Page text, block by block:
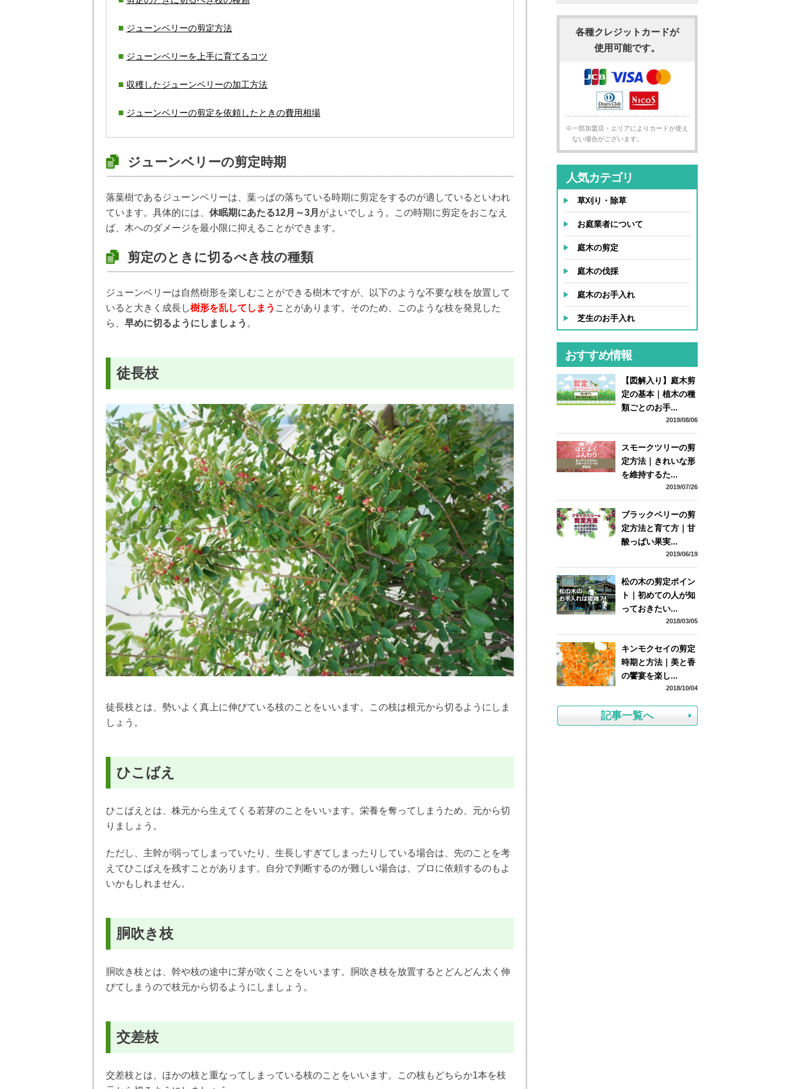
ジューンベリーの剪定方法
ジューンベリーを上手に育てるコツ
収穫したジューンベリーの加工方法
ジューンベリーの剪定を依頼したときの費用相場
ジューンベリーの剪定時期
落葉樹であるジューンベリーは、葉っぱの落ちている時期に剪定をするのが適しているといわれ
ています。具体的には、 休眠期にあたる12月～3月 がよいでしょう。この時期に剪定をおこなえ
ば、木へのダメージを最小限に抑えることができます。
剪定のときに切るべき枝の種類
ジューンベリーは自然樹形を楽しむことができる樹木ですが、以下のような不要な枝を放置して
いると大きく成長し樹形を乱してしまう ことがあります。そのため、このような枝を発見した
ら、 早めに切るようにしましょう 。
徒長枝
徒長枝とは、勢いよく真上に伸びている枝のことをいいます。この枝は根元から切るようにしま
しょう。
ひこばえ
ひこばえとは、株元から生えてくる若芽のことをいいます。栄養を奪ってしまうため、元から切
りましょう。
ただし、主幹が弱ってしまっていたり、生長しすぎてしまったりしている場合は、先のことを考
えてひこばえを残すことがあります。自分で判断するのが難しい場合は、プロに依頼するのもよ
いかもしれません。
胴吹き枝
胴吹き枝とは、幹や枝の途中に芽が吹くことをいいます。胴吹き枝を放置するとどんどん太く伸
びてしまうので枝元から切るようにしましょう。
交差枝
交差枝とは、ほかの枝と重なってしまっている枝のことをいいます。この枝もどちらか1本を枝
各種クレジットカードが
使用可能です。
※一部加盟店・エリアによりカードが使え
ない場合がございます。
人気カテゴリ
草刈り・除草
お庭業者について
庭木の剪定
庭木の伐採
庭木のお手入れ
芝生のお手入れ
おすすめ情報
【図解入り】庭木剪
定の基本｜植木の種
類ごとのお手...
2019/08/06
スモークツリーの剪
定方法｜きれいな形
を維持するた...
2019/07/26
ブラックベリーの剪
定方法と育て方｜甘
酸っぱい果実...
2019/06/19
松の木の剪定ポイン
ト｜初めての人が知
っておきたい...
2018/03/05
キンモクセイの剪定
時期と方法｜美と香
の饗宴を楽し...
2018/10/04
記事一覧へ